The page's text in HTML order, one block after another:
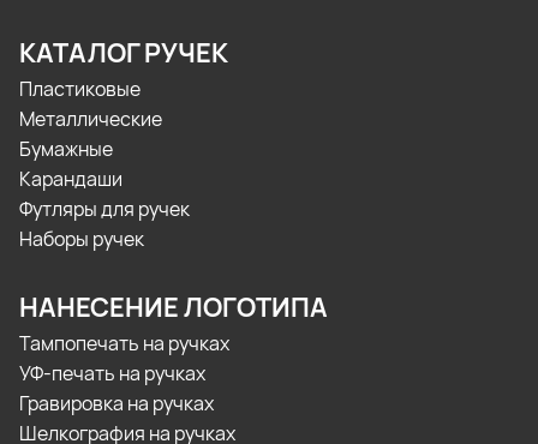
КАТАЛОГ РУЧЕК
Пластиковые
Металлические
Бумажные
Карандаши
Футляры для ручек
Наборы ручек
НАНЕСЕНИЕ ЛОГОТИПА
Тампопечать на ручках
УФ-печать на ручках
Гравировка на ручках
Шелкография на ручках